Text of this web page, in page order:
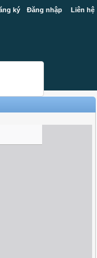
ký Đăng nhập Liên hệ